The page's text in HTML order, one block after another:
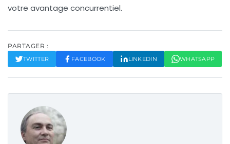
votre avantage concurrentiel.
PARTAGER :
TWITTER FACEBOOK LINKEDIN WHATSAPP